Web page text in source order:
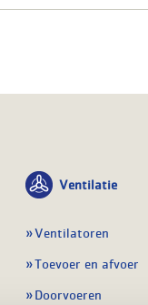
Ventilatie
Ventilatoren
Toevoer en afvoer
Doorvoeren